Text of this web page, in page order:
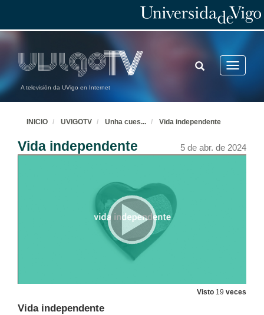
A televisión da UVigo en Internet
Toggle
TOGGLE
SEARCH
INICIO UVIGOTV Unha cues... Vida independente
Vida independente 5 de abr. de 2024
Visto 19 veces
Vida independente